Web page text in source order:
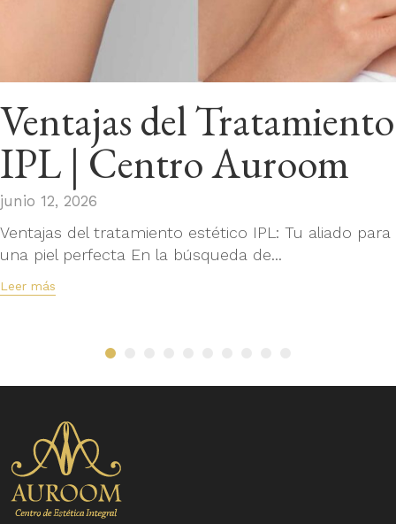
Ventajas del Tratamiento
IPL | Centro Auroom
junio 12, 2026
Ventajas del tratamiento estético IPL: Tu aliado para
una piel perfecta En la búsqueda de...
Leer más